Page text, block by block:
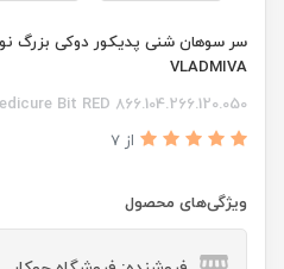
VLADMIVA
Bit RED 866.104.266.120.050
از 7
ویژگی‌های محصول